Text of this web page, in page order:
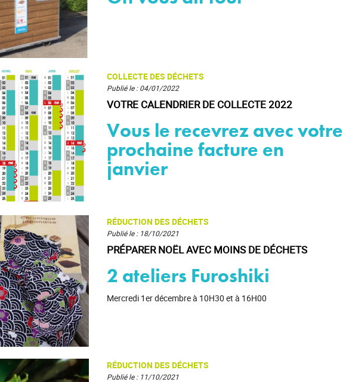
COLLECTE DES DÉCHETS
Publié le : 04/01/2022
VOTRE CALENDRIER DE COLLECTE 2022
Vous le recevrez avec votre
prochaine facture en
janvier
RÉDUCTION DES DÉCHETS
Publié le : 18/10/2021
PRÉPARER NOËL AVEC MOINS DE DÉCHETS
2 ateliers Furoshiki
Mercredi 1er décembre à 10H30 et à 16H00
RÉDUCTION DES DÉCHETS
Publié le : 11/10/2021